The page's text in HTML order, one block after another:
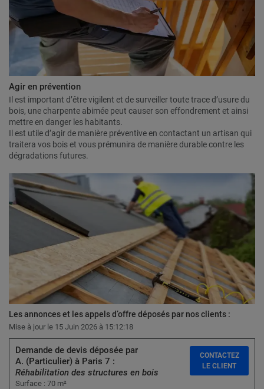
Agir en prévention
Il est important d’être vigilent et de surveiller toute trace d’usure du
bois, une charpente abimée peut causer son effondrement et ainsi
mettre en danger les habitants.
Il est utile d’agir de manière préventive en contactant un artisan qui
traitera vos bois et vous prémunira de manière durable contre les
dégradations futures.
Les annonces et les appels d’offre déposés par nos clients :
Mise à jour le 15 Juin 2026 à 15:12:18
Demande de devis déposée par
A. (Particulier) à Paris 7 :
Réhabilitation des structures en bois
Surface : 70 m²
CONTACTEZ
LE CLIENT